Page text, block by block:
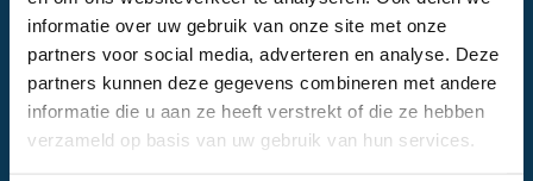
informatie over uw gebruik van onze site met onze
partners voor social media, adverteren en analyse. Deze
partners kunnen deze gegevens combineren met andere
informatie die u aan ze heeft verstrekt of die ze hebben
verzameld op basis van uw gebruik van hun services.
Bedrijven
Impressie
Weddingplanner